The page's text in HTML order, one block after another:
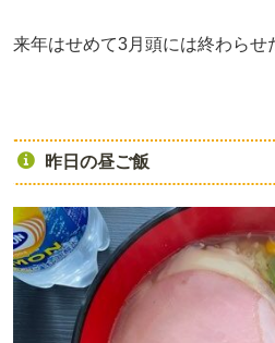
来年はせめて3月頭には終わらせ
昨日の昼ご飯